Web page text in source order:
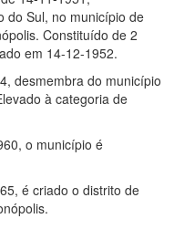
do Sul, no município de
Constituído de 2
em 14-12-1952.
desmembra do município
à categoria de
o município é
é criado o distrito de